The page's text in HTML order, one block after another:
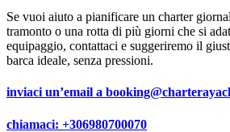
Se vuoi aiuto a pianificare un charter
tramonto o una rotta di più giorni che si
equipaggio, contattaci e suggeriremo il
barca ideale, senza pressioni.
inviaci un’email a
chiamaci: +306980700070